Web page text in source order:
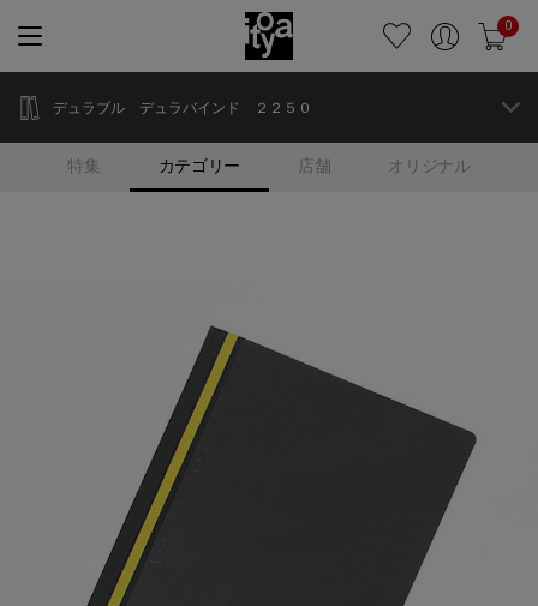
0
特集 カテゴリー 店舗 オリジナル
デュラブル デュラバインド ２２５０